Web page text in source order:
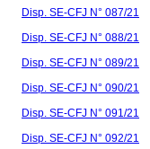
Disp. SE-CFJ N° 087/21
Disp. SE-CFJ N° 088/21
Disp. SE-CFJ N° 089/21
Disp. SE-CFJ N° 090/21
Disp. SE-CFJ N° 091/21
Disp. SE-CFJ N° 092/21